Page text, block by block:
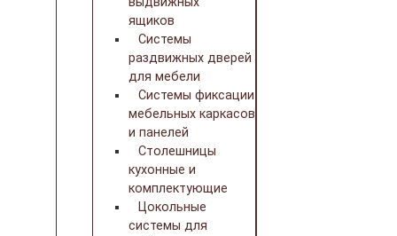
ящиков
Системы
раздвижных дверей
для мебели
Системы фиксации
мебельных каркасов
и панелей
Столешницы
кухонные и
комплектующие
Цокольные
системы для